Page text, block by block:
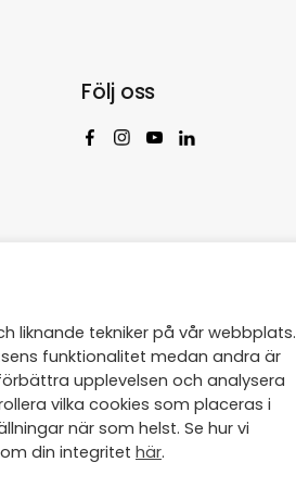
Följ oss
Skapad av
liknande tekniker på vår webbplats.
funktionalitet medan andra är
upplevelsen och analysera
vilka cookies som placeras i
när som helst. Se hur vi
din integritet här.